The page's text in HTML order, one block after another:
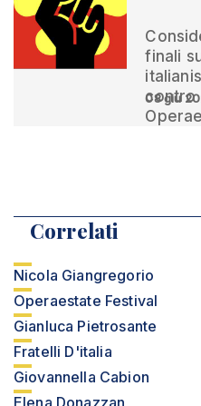
finali
contro
08 giu
Correlati
Nicola Giangregorio
Operaestate Festival
Gianluca Pietrosante
Fratelli D'italia
Giovannella Cabion
Elena Donazzan